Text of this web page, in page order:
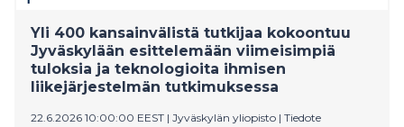
Yli 400 kansainvälistä tutkijaa kokoontuu
Jyväskylään esittelemään viimeisimpiä
tuloksia ja teknologioita ihmisen
liikejärjestelmän tutkimuksessa
22.6.2026 10:00:00 EEST | Jyväskylän yliopisto | Tiedote